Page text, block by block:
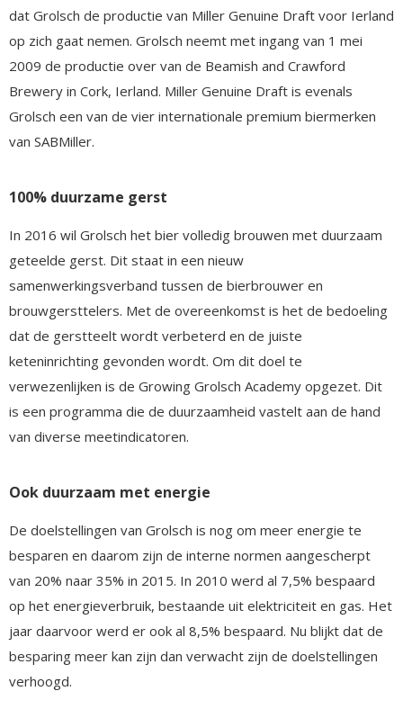
dat Grolsch de productie van Miller Genuine Draft voor Ierland
op zich gaat nemen. Grolsch neemt met ingang van 1 mei
2009 de productie over van de Beamish and Crawford
Brewery in Cork, Ierland. Miller Genuine Draft is evenals
Grolsch een van de vier internationale premium biermerken
van SABMiller.
100% duurzame gerst
In 2016 wil Grolsch het bier volledig brouwen met duurzaam
geteelde gerst. Dit staat in een nieuw
samenwerkingsverband tussen de bierbrouwer en
brouwgersttelers. Met de overeenkomst is het de bedoeling
dat de gerstteelt wordt verbeterd en de juiste
keteninrichting gevonden wordt. Om dit doel te
verwezenlijken is de Growing Grolsch Academy opgezet. Dit
is een programma die de duurzaamheid vastelt aan de hand
van diverse meetindicatoren.
Ook duurzaam met energie
De doelstellingen van Grolsch is nog om meer energie te
besparen en daarom zijn de interne normen aangescherpt
van 20% naar 35% in 2015. In 2010 werd al 7,5% bespaard
op het energieverbruik, bestaande uit elektriciteit en gas. Het
jaar daarvoor werd er ook al 8,5% bespaard. Nu blijkt dat de
besparing meer kan zijn dan verwacht zijn de doelstellingen
verhoogd.